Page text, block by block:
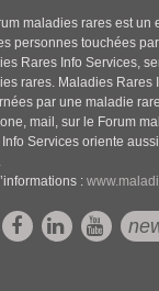
maladies rares est un
personnes touchées
Rares Info Services,
rares. Maladies
par une maladie
mail, sur le Forum
Info Services oriente
: